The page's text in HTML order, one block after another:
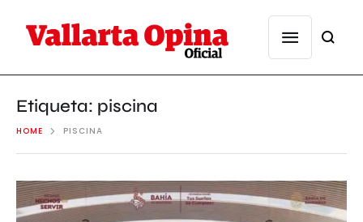
Etiqueta: piscina
HOME PISCINA